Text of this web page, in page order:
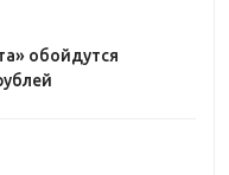
обойдутся